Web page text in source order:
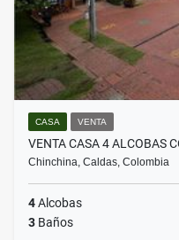
CASA VENTA
VENTA CASA 4 ALCOBAS
Chinchina, Caldas, Colombia
4Alcobas
3 Baños